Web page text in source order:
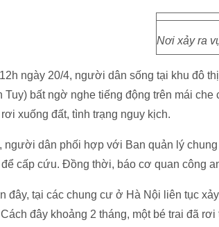
Nơi xảy ra
ngày 20/4, người dân sống tại khu đô
bất ngờ nghe tiếng động trên mái
xuống đất, tình trạng nguy kịch.
người dân phối hợp với Ban quản lý
cấp cứu. Đồng thời, báo cơ quan công
đây, tại các chung cư ở Hà Nội liên tục
đây khoảng 2 tháng, một bé trai đã